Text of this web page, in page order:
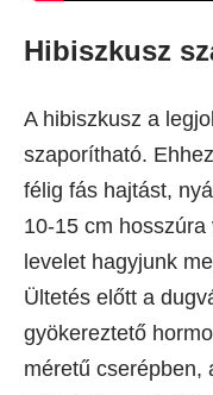
Hibiszkusz
A hibiszkusz a
szaporítható.
félig fás hajtást,
10-15 cm
levelet hagyjunk
Ültetés előtt a
gyökereztető
méretű cserépben,